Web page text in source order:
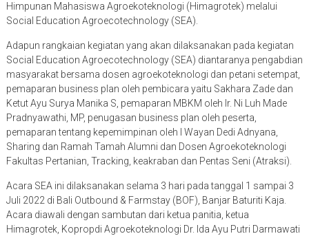
Himpunan Mahasiswa Agroekoteknologi (Himagrotek) melalui
Social Education Agroecotechnology (SEA).
Adapun rangkaian kegiatan yang akan dilaksanakan pada kegiatan
Social Education Agroecotechnology (SEA) diantaranya pengabdian
masyarakat bersama dosen agroekoteknologi dan petani setempat,
pemaparan business plan oleh pembicara yaitu Sakhara Zade dan
Ketut Ayu Surya Manika S, pemaparan MBKM oleh Ir. Ni Luh Made
Pradnyawathi, MP, penugasan business plan oleh peserta,
pemaparan tentang kepemimpinan oleh I Wayan Dedi Adnyana,
Sharing dan Ramah Tamah Alumni dan Dosen Agroekoteknologi
Fakultas Pertanian, Tracking, keakraban dan Pentas Seni (Atraksi).
Acara SEA ini dilaksanakan selama 3 hari pada tanggal 1 sampai 3
Juli 2022 di Bali Outbound & Farmstay (BOF), Banjar Baturiti Kaja.
Acara diawali dengan sambutan dari ketua panitia, ketua
Himagrotek, Kopropdi Agroekoteknologi Dr. Ida Ayu Putri Darmawati